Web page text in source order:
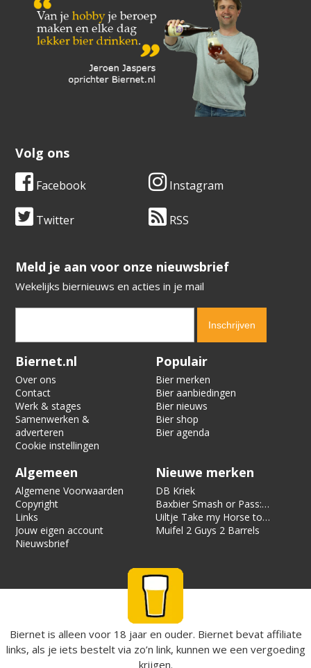
Volg ons
Facebook Instagram
Twitter RSS
​​​​​​​Meld je aan voor onze nieuwsbrief
Wekelijks biernieuws en acties in je mail
Verification code:
Biernet.nl
Over ons
Contact
Werk & stages
Samenwerken &
adverteren
Cookie instellingen
Populair
Bier merken
Bier aanbiedingen
Bier nieuws
Bier shop
Bier agenda
Algemeen
Algemene Voorwaarden
Copyright
Links
Jouw eigen account
Nieuwsbrief
Nieuwe merken
DB Kriek
Baxbier Smash or Pass:
Strata
Uiltje Take my Horse to
the Hotel Room
Muifel 2 Guys 2 Barrels
Biernet is alleen voor 18 jaar en ouder. Biernet bevat affiliate
links, als je iets bestelt via zo’n link, kunnen we een vergoeding
krijgen.